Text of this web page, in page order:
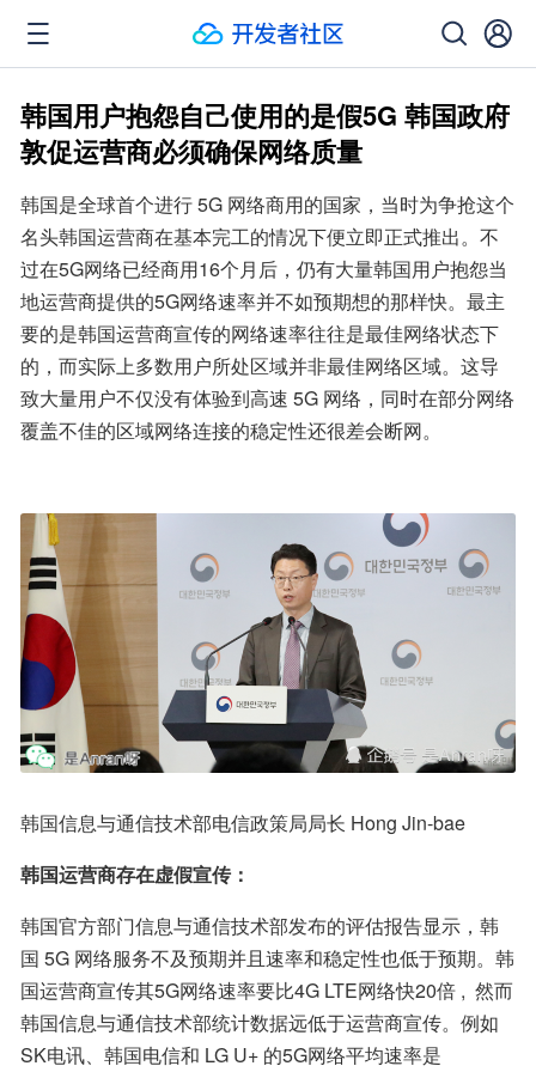
韩国用户抱怨自己使用的是假5G 韩国政府
敦促运营商必须确保网络质量
韩国是全球首个进行 5G 网络商用的国家，当时为争抢这个
名头韩国运营商在基本完工的情况下便立即正式推出。不
过在5G网络已经商用16个月后，仍有大量韩国用户抱怨当
地运营商提供的5G网络速率并不如预期想的那样快。最主
要的是韩国运营商宣传的网络速率往往是最佳网络状态下
的，而实际上多数用户所处区域并非最佳网络区域。这导
致大量用户不仅没有体验到高速 5G 网络，同时在部分网络
覆盖不佳的区域网络连接的稳定性还很差会断网。
韩国信息与通信技术部电信政策局局长 Hong Jin-bae
韩国运营商存在虚假宣传：
韩国官方部门信息与通信技术部发布的评估报告显示，韩
国 5G 网络服务不及预期并且速率和稳定性也低于预期。韩
国运营商宣传其5G网络速率要比4G LTE网络快20倍 ,  然而
韩国信息与通信技术部统计数据远低于运营商宣传。例如
SK电讯、韩国电信和 LG U+ 的5G网络平均速率是